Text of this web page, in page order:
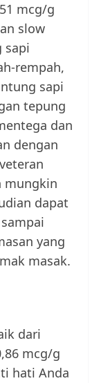
mcg/g
slow
sapi
rempah,
sapi
tepung
dan
dengan
mungkin
dapat
yang
masak.
dari
mcg/g
hati Anda